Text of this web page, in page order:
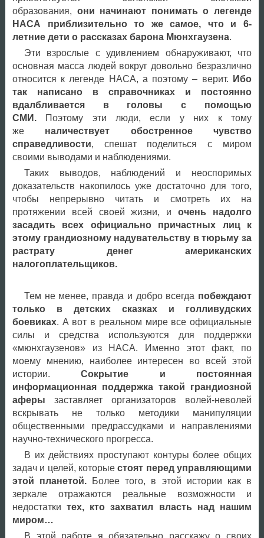
образования, они начинают понимать о легенде
НАСА приблизительно то же самое, что и 6-
летние дети о рассказах барона Мюнхгаузена.
Эти взрослые с удивлением обнаруживают, что
основная масса людей вокруг довольно безразлично
относится к легенде НАСА, а поэтому – верит.
Ибо
так написано в справочниках и постоянно
вдалбливается в головы с помощью
СМИ. Поэтому эти люди, если у них к тому
же наличествует обостренное чувство
справедливости, спешат поделиться с миром
своими выводами и наблюдениями.
Таких выводов, наблюдений и неоспоримых
доказательств накопилось уже достаточно для того,
чтобы непрерывно читать и смотреть их на
протяжении всей своей жизни, иочень надолго
засадить всех официально причастных лиц к
этому грандиозному надувательству в тюрьму за
растрату денег американских
налогоплательщиков.
Тем не менее, правда и добро всегда побеждают
только в детских сказках и голливудских
боевиках. А вот в реальном мире все официальные
силы и средства используются для поддержки
«мюнхгаузенов» из НАСА. Именно этот факт, по
моему мнению, наиболее интересен во всей этой
истории.Сокрытие и постоянная
информационная поддержка такой грандиозной
аферы заставляет организаторов волей-неволей
вскрывать не только методики манипуляции
общественными предрассудками и направлениями
научно-технического прогресса.
В их действиях проступают контуры более общих
задач и целей, которыестоят перед управляющими
этой планетой. Более того, в этой истории как в
зеркале отражаются реальные возможности и
недостаткитех, кто захватил власть над нашим
миром…
В этой работе я обязательно расскажу о своих